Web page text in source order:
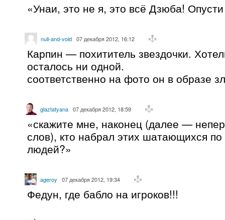
«Унаи, это не я, это всё Дзюба!
null-and-void 07 декабря 2012, 16:12
Карпин — похититель звездочки.
осталось ни одной.
соответственно на фото он в образе
glaztatyana 07 декабря 2012, 18:59
«скажите мне, наконец (далее —
слов), кто набрал этих шатающихся
людей?»
ageroy 07 декабря 2012, 19:34
Федун, где бабло на игроков!!!